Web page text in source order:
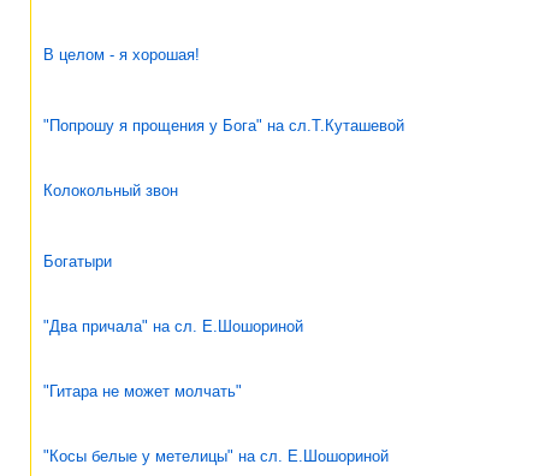
В целом - я хорошая!
"Попрошу я прощения у Бога" на сл.Т.Куташевой
Колокольный звон
Богатыри
"Два причала" на сл. Е.Шошориной
"Гитара не может молчать"
"Косы белые у метелицы" на сл. Е.Шошориной